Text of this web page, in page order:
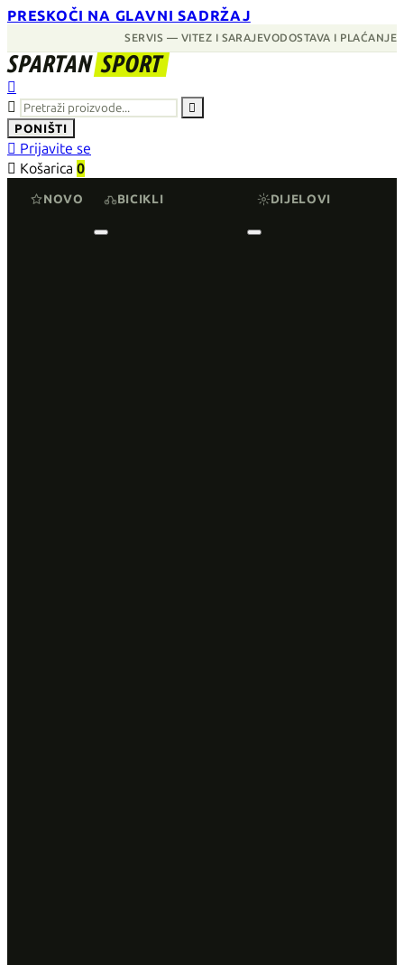
PRESKOČI NA GLAVNI SADRŽAJ
SERVIS — VITEZ I SARAJEVODOSTAVA I PLAĆANJE
SPARTAN SPORT



PONIŠTI
 Prijavite se
 Košarica 0
NOVO BICIKLI DIJELOVI